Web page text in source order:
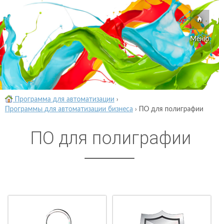
Меню
Программа для автоматизации ›
Программы для автоматизации бизнеса › ПО для полиграфии
ПО для полиграфии